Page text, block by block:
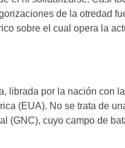
de la otredad
sobre el cual opera la
librada por la nación con
(EUA). No se trata de
(GNC), cuyo campo de